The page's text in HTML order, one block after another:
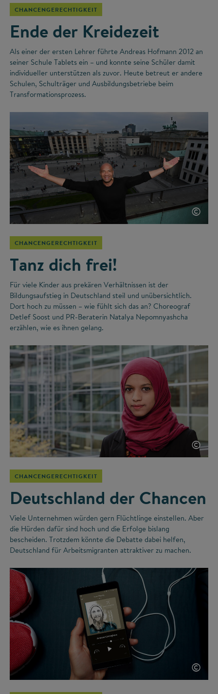
CHANCENGERECHTIGKEIT
Ende der Kreidezeit
Als einer der ersten Lehrer führte Andreas Hofmann 2012 an
seiner Schule Tablets ein – und konnte seine Schüler damit
individueller unterstützen als zuvor. Heute betreut er andere
Schulen, Schulträger und Ausbildungsbetriebe beim
Transformationsprozess.
©
CHANCENGERECHTIGKEIT
Tanz dich frei!
Für viele Kinder aus prekären Verhältnissen ist der
Bildungsaufstieg in Deutschland steil und unübersichtlich.
Dort hoch zu müssen – wie fühlt sich das an? Choreograf
Detlef Soost und PR-Beraterin Natalya Nepomnyashcha
erzählen, wie es ihnen gelang.
©
CHANCENGERECHTIGKEIT
Deutschland der Chancen
Viele Unternehmen würden gern Flüchtlinge einstellen. Aber
die Hürden dafür sind hoch und die Erfolge bislang
bescheiden. Trotzdem könnte die Debatte dabei helfen,
Deutschland für Arbeitsmigranten attraktiver zu machen.
©